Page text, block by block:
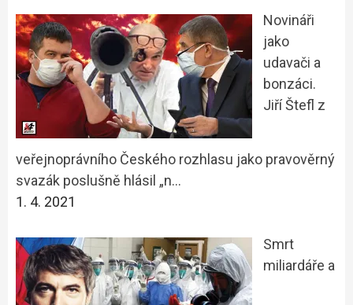
Novináři
jako
udavači a
bonzáci.
Jiří Štefl z
veřejnoprávního Českého rozhlasu jako pravověrný
svazák poslušně hlásil „n…
1. 4. 2021
Smrt
miliardáře a